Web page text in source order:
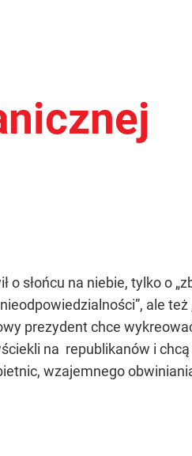
słońcu na niebie, tylko o
ale
prezydent chce
na republikanów i
wzajemnego